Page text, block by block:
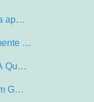
ap…
…
Qu…
G…